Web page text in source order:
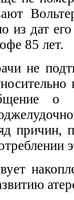
из дат
85 лет.
не
о
причин,